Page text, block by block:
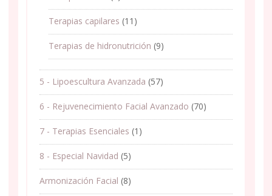
Terapias capilares (11)
Terapias de hidronutrición (9)
5 - Lipoescultura Avanzada (57)
6 - Rejuvenecimiento Facial Avanzado (70)
7 - Terapias Esenciales (1)
8 - Especial Navidad (5)
Armonización Facial (8)